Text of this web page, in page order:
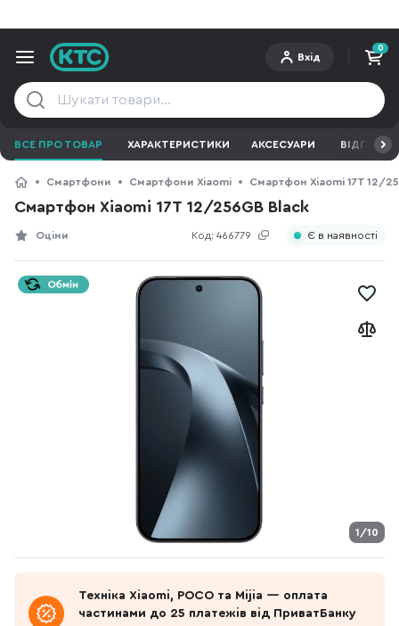
Вхід
0
ВСЕ ПРО ТОВАР ХАРАКТЕРИСТИКИ АКСЕСУАРИ ВІДГУКИ
Смартфони Смартфони Xiaomi Смартфон Xiaomi 17T 12/
Смартфон Xiaomi 17T 12/256GB Black
Код: 466779
Оціни Є в наявності
1/10
Техніка Xiaomi, POCO та Mijia — оплата
частинами до 25 платежів від ПриватБанку